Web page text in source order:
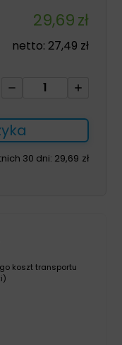
29,69zł
netto: 27,49 zł
ilość
SOMA
z
prowadnicą
30 dni: 29,69 zł
koszt transportu